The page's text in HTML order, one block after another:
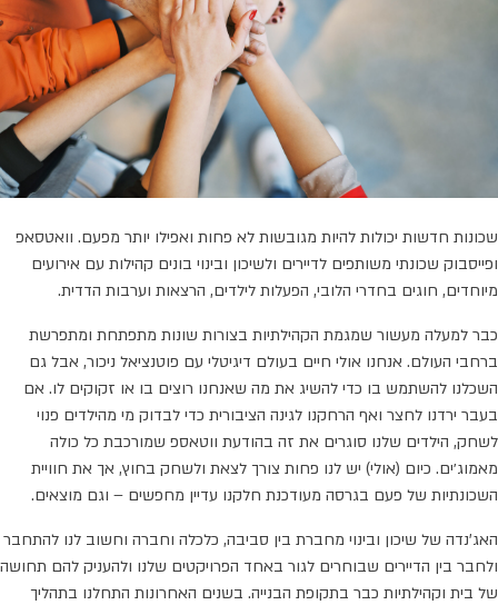
שכונות חדשות יכולות להיות מגובשות לא פחות ואפילו יותר מפעם. וואטסאפ
ופייסבוק שכונתי משותפים לדיירים ולשיכון ובינוי בונים קהילות עם אירועים
מיוחדים, חוגים בחדרי הלובי, הפעלות לילדים, הרצאות וערבות הדדית.
כבר למעלה מעשור שמגמת הקהילתיות בצורות שונות מתפתחת ומתפרשת
ברחבי העולם. אנחנו אולי חיים בעולם דיגיטלי עם פוטנציאל ניכור, אבל גם
השכלנו להשתמש בו כדי להשיג את מה שאנחנו רוצים בו או זקוקים לו. אם
בעבר ירדנו לחצר ואף הרחקנו לגינה הציבורית כדי לבדוק מי מהילדים פנוי
לשחק, הילדים שלנו סוגרים את זה בהודעת ווטאספ שמורכבת כל כולה
מאמוג׳ים. כיום (אולי) יש לנו פחות צורך לצאת ולשחק בחוץ, אך את חוויית
השכונתיות של פעם בגרסה מעודכנת חלקנו עדיין מחפשים – וגם מוצאים.
האג'נדה של שיכון ובינוי מחברת בין סביבה, כלכלה וחברה וחשוב לנו להתחבר
ולחבר בין הדיירים שבוחרים לגור באחד הפרויקטים שלנו ולהעניק להם תחושה
של בית וקהילתיות כבר בתקופת הבנייה. בשנים האחרונות התחלנו בתהליך